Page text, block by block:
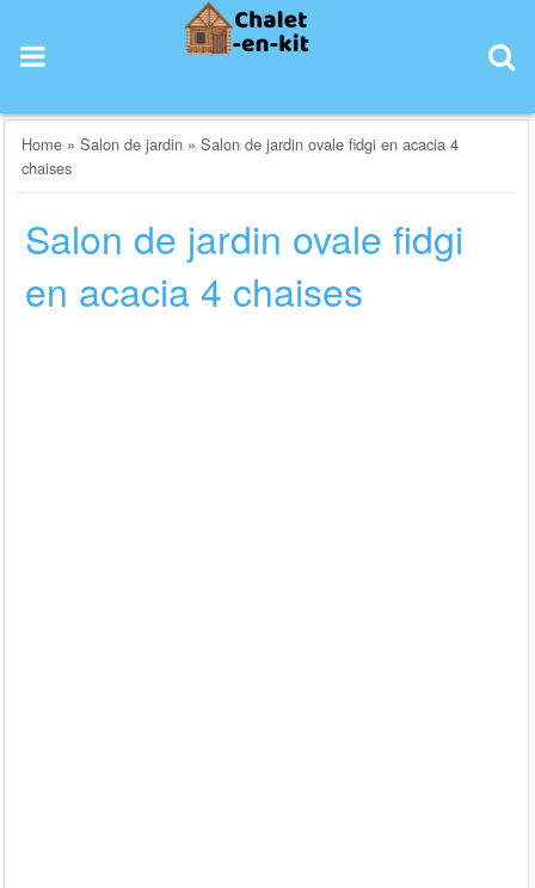
content
Home »Salon de jardin »Salon de jardin ovale fidgi en acacia 4
chaises
Salon de jardin ovale fidgi
en acacia 4 chaises